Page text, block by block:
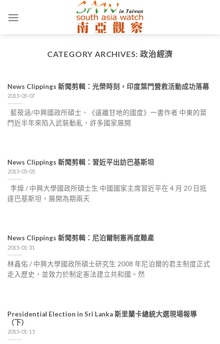
CATEGORY ARCHIVES: 政治經濟
News Clippings 新聞剪輯：光榮時刻，印度葉門營救活動成功落幕
2015-05-07
藍筱涵/中興國政所碩士、《遠離甘地的國度》一書作者 中東的葉
門近半年來陷入武裝動亂，許多國家展開
News Clippings 新聞剪輯：習近平出訪巴基斯坦
2015-05-05
李燁 / 中興大學國政所碩士生 中國國家主席習近平在 4 月 20 日抵
達巴基斯坦，展開為期兩天
News Clippings 新聞剪輯：尼泊爾制憲再度難產
2015-01-31
林鑫佑 / 中興大學國政所碩士研究生 2008 年尼泊爾的君主制度正式
走入歷史，並致力於制定憲法建立共和國。然
Presidential Election in Sri Lanka 斯里蘭卡總統大選現場報導
（下）
2015-01-15